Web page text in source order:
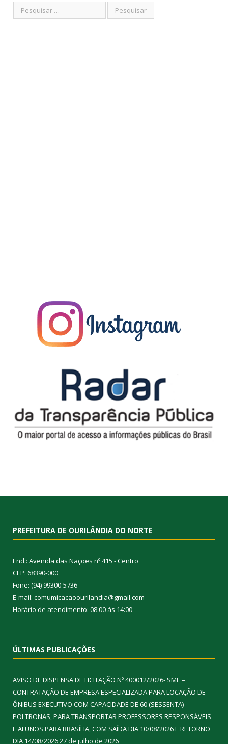
PREFEITURA DE OURILÂNDIA DO NORTE
End.: Avenida das Nações nº 415 - Centro
CEP: 68390-000
Fone: (94) 99300-5736
E-mail: comumicacaoourilandia@gmail.com
Horário de atendimento: 08:00 às 14:00
ÚLTIMAS PUBLICAÇÕES
AVISO DE DISPENSA DE LICITAÇÃO Nº 400012/2026- SME –
CONTRATAÇÃO DE EMPRESA ESPECIALIZADA PARA LOCAÇÃO DE
ÔNIBUS EXECUTIVO COM CAPACIDADE DE 60 (SESSENTA)
POLTRONAS, PARA TRANSPORTAR PROFESSORES RESPONSÁVEIS
E ALUNOS PARA BRASÍLIA, COM SAÍDA DIA 10/08/2026 E RETORNO
DIA 14/08/202627 de julho de 2026